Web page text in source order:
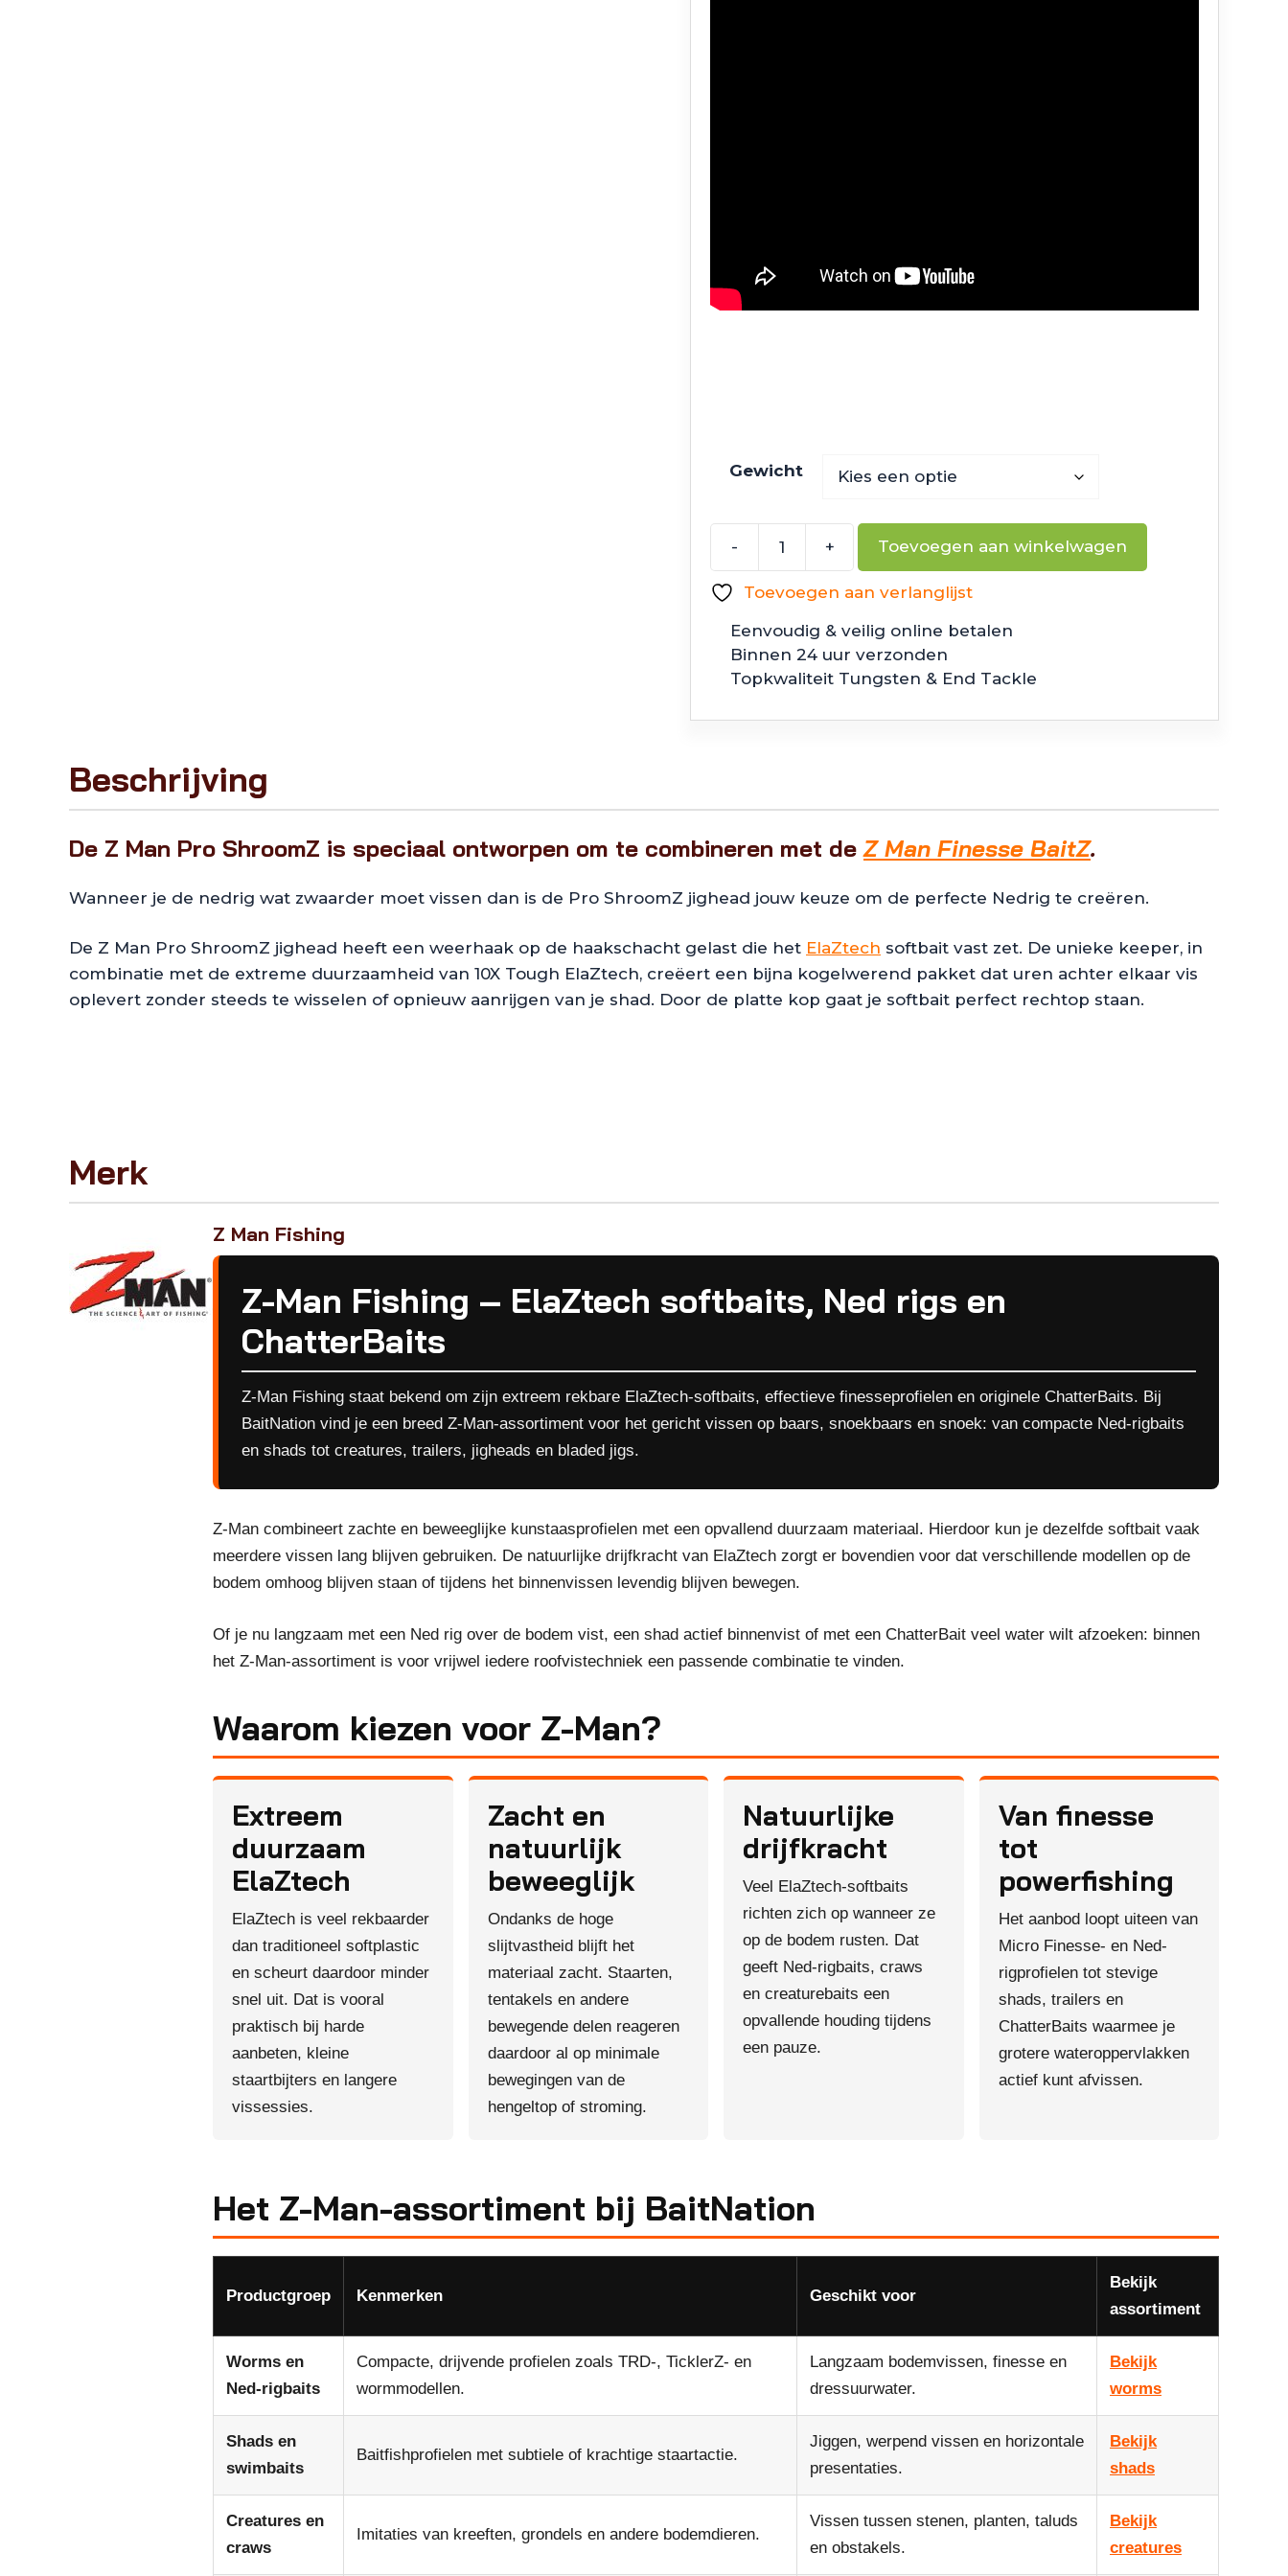
Gewicht
-
Man
Pro
ShroomZ
aantal
+ Toevoegen aan winkelwagen
Toevoegen aan verlanglijst
Eenvoudig & veilig online betalen
Binnen 24 uur verzonden
Topkwaliteit Tungsten & End Tackle
Beschrijving
De Z Man Pro ShroomZ is speciaal ontworpen om te combineren met deZ Man Finesse BaitZ.
Wanneer je de nedrig wat zwaarder moet vissen dan is de Pro ShroomZ jighead jouw keuze om de perfecte Nedrig te creëren.
De Z Man Pro ShroomZ jighead heeft een weerhaak op de haakschacht gelast die het ElaZtech softbait vast zet. De unieke keeper, in
combinatie met de extreme duurzaamheid van 10X Tough ElaZtech, creëert een bijna kogelwerend pakket dat uren achter elkaar vis
oplevert zonder steeds te wisselen of opnieuw aanrijgen van je shad. Door de platte kop gaat je softbait perfect rechtop staan.
Merk
Z Man Fishing
Z-Man Fishing – ElaZtech softbaits, Ned rigs en
ChatterBaits
Z-Man Fishing staat bekend om zijn extreem rekbare ElaZtech-softbaits, effectieve finesseprofielen en originele ChatterBaits. Bij
BaitNation vind je een breed Z-Man-assortiment voor het gericht vissen op baars, snoekbaars en snoek: van compacte Ned-rigbaits
en shads tot creatures, trailers, jigheads en bladed jigs.
Z-Man combineert zachte en beweeglijke kunstaasprofielen met een opvallend duurzaam materiaal. Hierdoor kun je dezelfde softbait vaak
meerdere vissen lang blijven gebruiken. De natuurlijke drijfkracht van ElaZtech zorgt er bovendien voor dat verschillende modellen op de
bodem omhoog blijven staan of tijdens het binnenvissen levendig blijven bewegen.
Of je nu langzaam met een Ned rig over de bodem vist, een shad actief binnenvist of met een ChatterBait veel water wilt afzoeken: binnen
het Z-Man-assortiment is voor vrijwel iedere roofvistechniek een passende combinatie te vinden.
Waarom kiezen voor Z-Man?
Extreem
duurzaam
ElaZtech
ElaZtech is veel rekbaarder
dan traditioneel softplastic
en scheurt daardoor minder
snel uit. Dat is vooral
praktisch bij harde
aanbeten, kleine
staartbijters en langere
vissessies.
Zacht en
natuurlijk
beweeglijk
Ondanks de hoge
slijtvastheid blijft het
materiaal zacht. Staarten,
tentakels en andere
bewegende delen reageren
daardoor al op minimale
bewegingen van de
hengeltop of stroming.
Natuurlijke
drijfkracht
Veel ElaZtech-softbaits
richten zich op wanneer ze
op de bodem rusten. Dat
geeft Ned-rigbaits, craws
en creaturebaits een
opvallende houding tijdens
een pauze.
Van finesse
tot
powerfishing
Het aanbod loopt uiteen van
Micro Finesse- en Ned-
rigprofielen tot stevige
shads, trailers en
ChatterBaits waarmee je
grotere wateroppervlakken
actief kunt afvissen.
Het Z-Man-assortiment bij BaitNation
Productgroep Kenmerken Geschikt voor
Bekijk
assortiment
Worms en
Ned-rigbaits
Compacte, drijvende profielen zoals TRD-, TicklerZ- en
wormmodellen.
Langzaam bodemvissen, finesse en
dressuurwater.
Bekijk
worms
Shads en
swimbaits
Baitfishprofielen met subtiele of krachtige staartactie.
Jiggen, werpend vissen en horizontale
presentaties.
Bekijk
shads
Creatures en
craws
Imitaties van kreeften, grondels en andere bodemdieren.
Vissen tussen stenen, planten, taluds
en obstakels.
Bekijk
creatures